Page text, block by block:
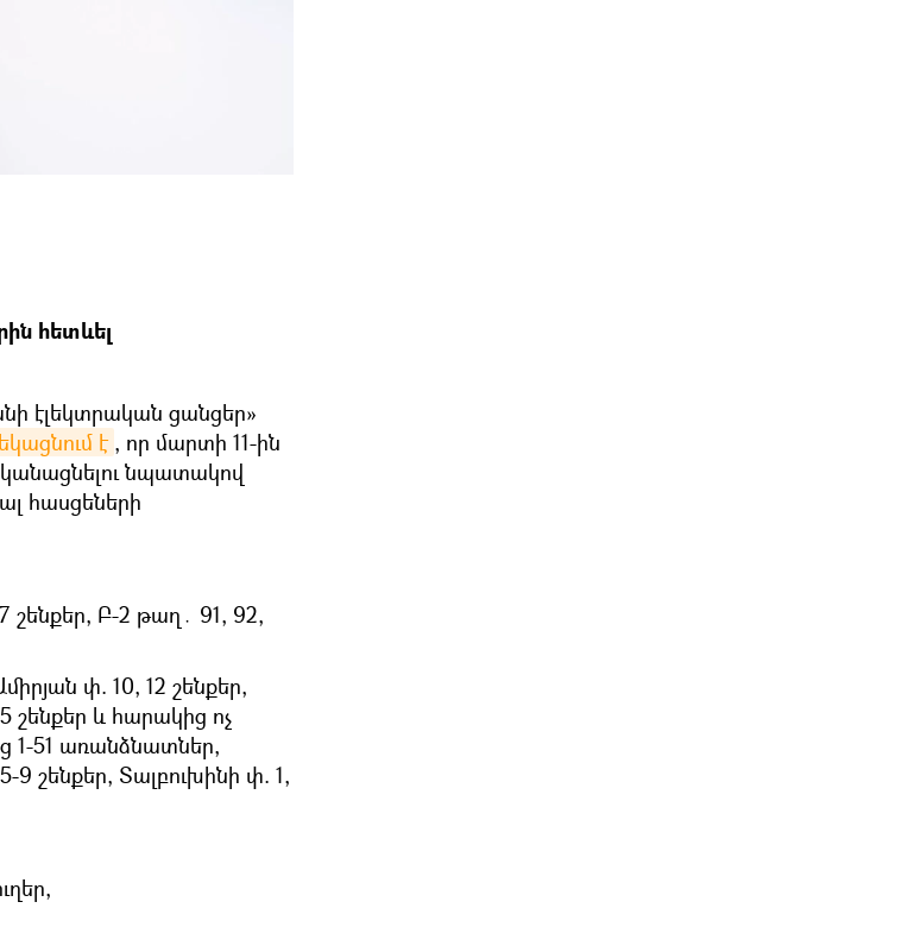
հետևել
էլեկտրական ցանցեր»
է , որ մարտի 11-ին
նպատակով
հասցեների
Բ-2 թաղ․ 91, 92,
փ. 10, 12 շենքեր,
շենքեր և հարակից ոչ
1-51 առանձնատներ,
շենքեր, Տալբուխինի փ. 1,